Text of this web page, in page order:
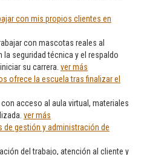
con mis propios clientes en
con mascotas reales al
seguridad técnica y el respaldo
su carrera. ver más
ofrece la escuela tras finalizar el
acceso al aula virtual, materiales
ver más
de gestión y administración de
del trabajo, atención al cliente y